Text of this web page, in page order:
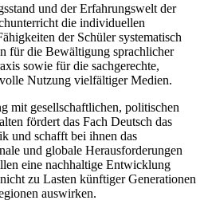
und der Erfahrungswelt der
die individuellen
der Schüler systematisch
für die Bewältigung sprachlicher
sowie für die sachgerechte,
Nutzung vielfältiger Medien.
mit gesellschaftlichen, politischen
fördert das Fach Deutsch das
und schafft bei ihnen das
und globale Herausforderungen
eine nachhaltige Entwicklung
zu Lasten künftiger Generationen
auswirken.